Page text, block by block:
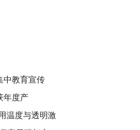
中教育宣传
年度产
温度与透明激